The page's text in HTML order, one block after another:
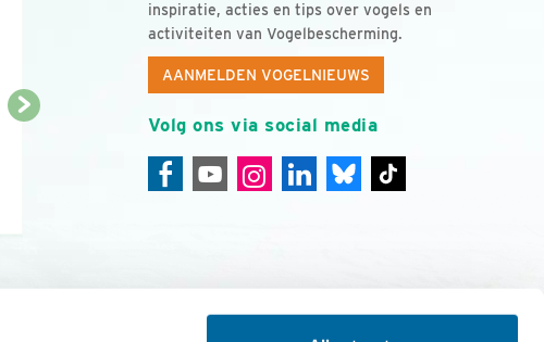
inspiratie, acties en tips over vogels en
activiteiten van Vogelbescherming.
AANMELDEN VOGELNIEUWS
Volg ons via social media